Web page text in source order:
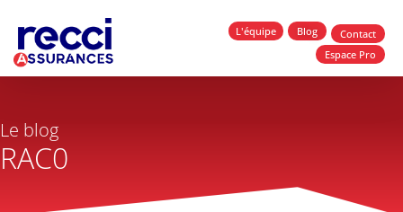
L'équipe Blog
Contact
Espace Pro
Le blog
RAC0